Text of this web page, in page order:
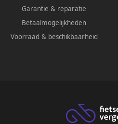
Garantie & reparatie
Betaalmogelijkheden
Voorraad & beschikbaarheid